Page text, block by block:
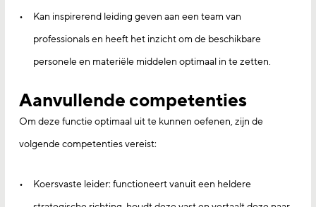
Kan inspirerend leiding geven aan een team van
professionals en heeft het inzicht om de beschikbare
personele en materiële middelen optimaal in te zetten.
Aanvullende competenties
Om deze functie optimaal uit te kunnen oefenen, zijn de
volgende competenties vereist:
Koersvaste leider: functioneert vanuit een heldere